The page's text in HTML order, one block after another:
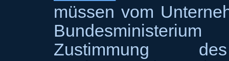
müssen vom
Zustimmung